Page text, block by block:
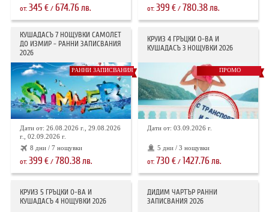
от: 345 €/ 674.76 лв. от:399 € / 780.38 лв.
КУШАДАСЪ 7 НОЩУВКИ САМОЛЕТ
ДО ИЗМИР - РАННИ ЗАПИСВАНИЯ
2026
РАННИ ЗАПИСВАНИЯ
Дати от: 26.08.2026 г., 29.08.2026
г., 02.09.2026 г.
8 дни / 7 нощувки
от: 399 €/ 780.38лв.
КРУИЗ 4 ГРЪЦКИ О-ВА И
КУШАДАСЪ 3 НОЩУВКИ 2026
ПРОМО
Дати от: 03.09.2026 г.
5 дни / 3 нощувки
от: 730 € / 1427.76лв.
КРУИЗ 5 ГРЪЦКИ О-ВА И
КУШАДАСЪ 4 НОЩУВКИ 2026
ДИДИМ ЧАРТЪР РАННИ
ЗАПИСВАНИЯ 2026